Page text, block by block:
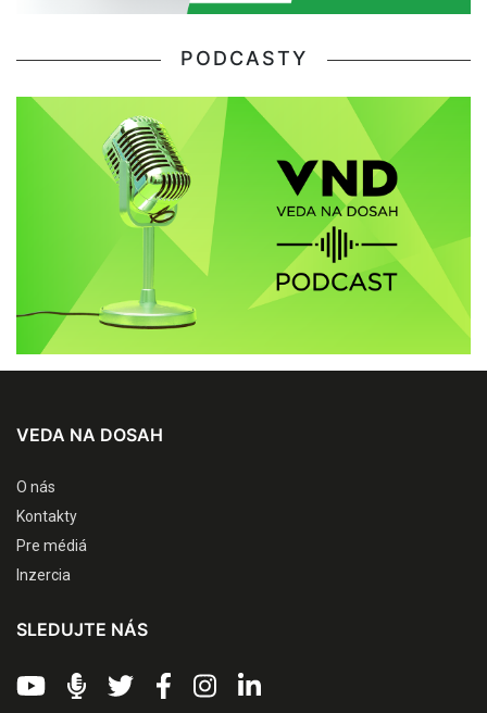
PODCASTY
VEDA NA DOSAH
O nás
Kontakty
Pre médiá
Inzercia
SLEDUJTE NÁS